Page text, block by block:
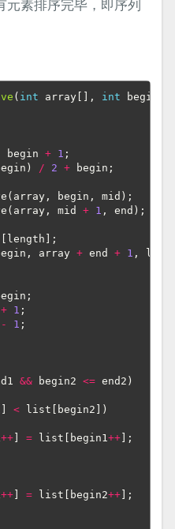
素排序完毕，即序列
( int array [], int begin
begin + 1 ;
) / 2 + begin ;
( array , begin , mid );
( array , mid + 1 , end );
length ];
, array + end + 1 , list
;
+ 1 ;
- 1 ;
&& begin2 <= end2 )
< list begin2 ])
++ = list begin1++ ];
++ = list begin2++ ];